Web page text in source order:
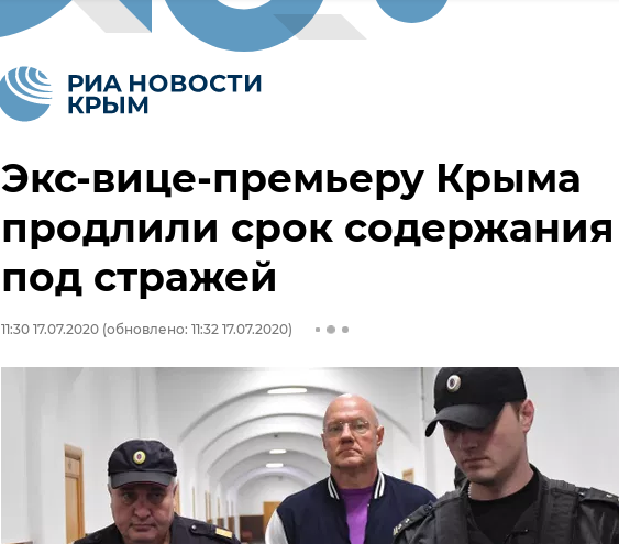
Экс-вице-премьеру Крыма
продлили срок содержания
под стражей
11:30 17.07.2020 (обновлено: 11:32 17.07.2020)